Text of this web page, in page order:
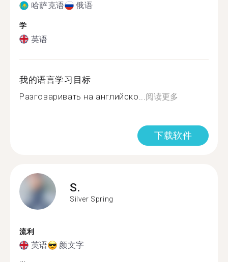
哈萨克语 俄语
学
英语
我的语言学习目标
Разговаривать на английско... 阅读更多
下载软件
S.
Silver Spring
流利
英语 颜文字